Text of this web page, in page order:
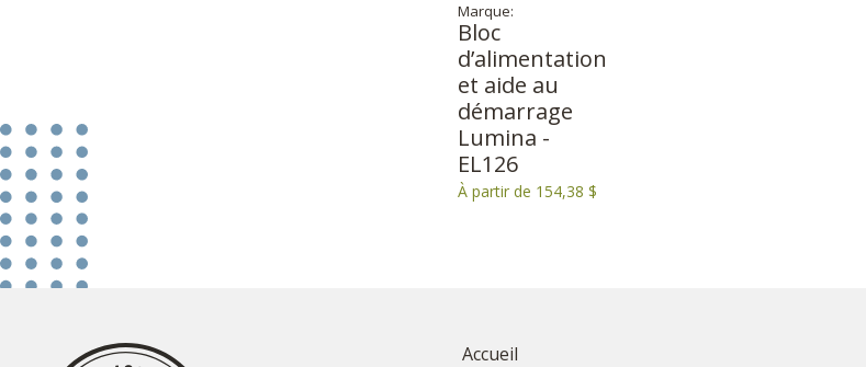
Marque:
Bloc
d’alimentation
et aide au
démarrage
Lumina -
EL126
À partir de 154,38 $
Accueil